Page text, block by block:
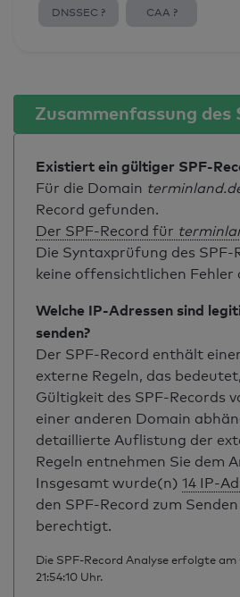
DNSSEC ? CAA ?
Zusammenfassung des
Existiert ein gültiger SPF-
Für die Domain
Record gefunden.
Der SPF-Record für
Die Syntaxprüfung des SPF-
keine offensichtlichen Fehler
Welche IP-Adressen sind
senden?
Der SPF-Record enthält
externe Regeln, das
Gültigkeit des SPF-Records
einer anderen Domain
detaillierte Auflistung der
Regeln entnehmen Sie dem
Insgesamt wurde(n) 14 IP-
den SPF-Record zum
berechtigt.
Die SPF-Record Analyse erfolgte
21:54:10 Uhr.